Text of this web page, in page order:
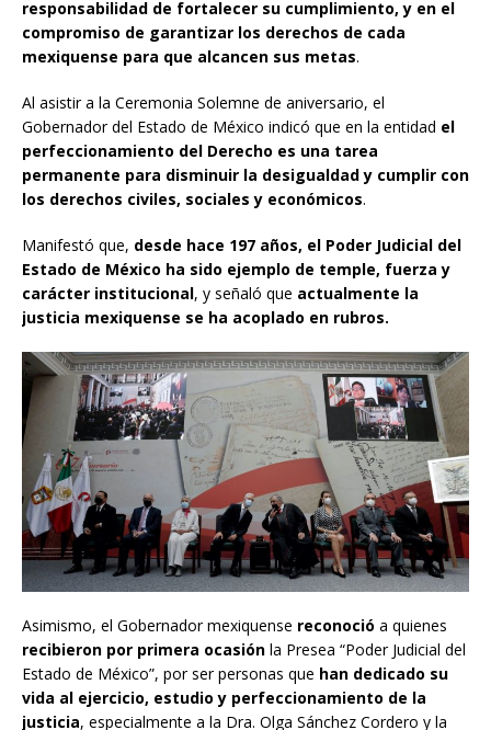
responsabilidad de fortalecer su cumplimiento, y en el
compromiso de garantizar los derechos de cada
mexiquense para que alcancen sus metas.
Al asistir a la Ceremonia Solemne de aniversario, el
Gobernador del Estado de México indicó que en la entidad el
perfeccionamiento del Derecho es una tarea
permanente para disminuir la desigualdad y cumplir con
los derechos civiles, sociales y económicos.
Manifestó que, desde hace 197 años, el Poder Judicial del
Estado de México ha sido ejemplo de temple, fuerza y
carácter institucional, y señaló que actualmente la
justicia mexiquense se ha acoplado en rubros.
Asimismo, el Gobernador mexiquense reconoció a quienes
recibieron por primera ocasión la Presea “Poder Judicial del
Estado de México”, por ser personas que han dedicado su
vida al ejercicio, estudio y perfeccionamiento de la
justicia, especialmente a la Dra. Olga Sánchez Cordero y la